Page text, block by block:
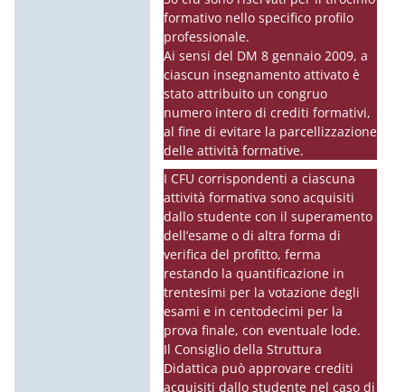
formativo nello specifico profilo
professionale.
Ai sensi del DM 8 gennaio 2009, a
ciascun insegnamento attivato è
stato attribuito un congruo
numero intero di crediti formativi,
al fine di evitare la parcellizzazione
delle attività formative.
I CFU corrispondenti a ciascuna
attività formativa sono acquisiti
dallo studente con il superamento
dell’esame o di altra forma di
verifica del profitto, ferma
restando la quantificazione in
trentesimi per la votazione degli
esami e in centodecimi per la
prova finale, con eventuale lode.
Il Consiglio della Struttura
Didattica può approvare crediti
acquisiti dallo studente nel caso di